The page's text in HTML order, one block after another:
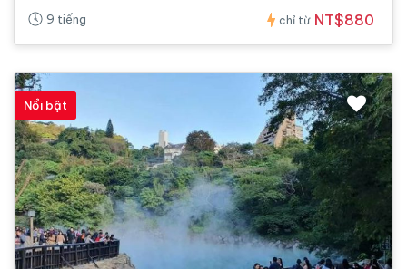
9 tiếng chỉ từ NT$880
Nổi bật